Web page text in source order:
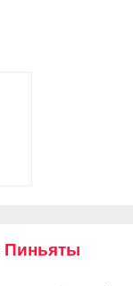
Пиньяты